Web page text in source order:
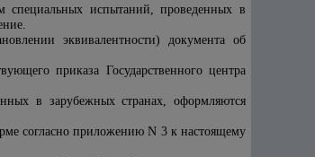
специальных испытаний, проведенных в
эквивалентности) документа об
приказа Государственного центра
в зарубежных странах, оформляются
согласно приложению N 3 к настоящему